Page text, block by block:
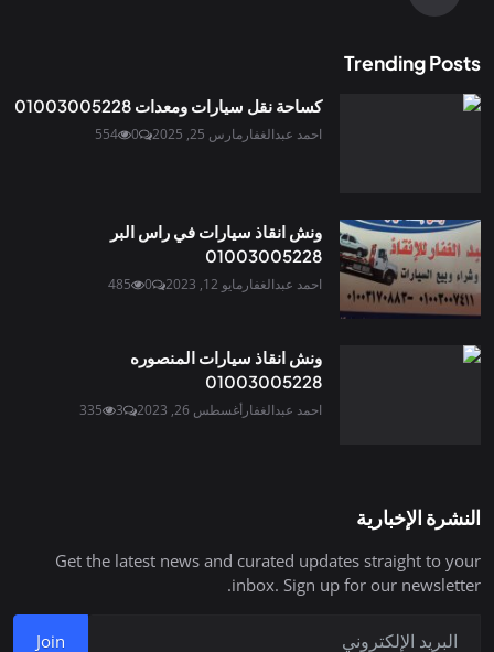
Trending Posts
كساحة نقل سيارات ومعدات 01003005228
احمد عبدالغفار مارس 25, 2025 0
554
ونش انقاذ سيارات في راس البر
01003005228
احمد عبدالغفار مايو 12, 2023 0
485
ونش انقاذ سيارات المنصوره
01003005228
احمد عبدالغفار أغسطس 26, 2023 3
335
النشرة الإخبارية
Get the latest news and curated updates straight to your
inbox. Sign up for our newsletter.
Join